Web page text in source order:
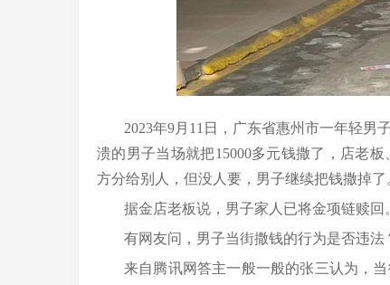
2023年9月11日，广东省惠州市一年轻男
溃的男子当场就把15000多元钱撒了，店老
方分给别人，但没人要，男子继续把钱撒掉了
据金店老板说，男子家人已将金项链赎回
有网友问，男子当街撒钱的行为是否违
来自腾讯网答主一般一般的张三认为，